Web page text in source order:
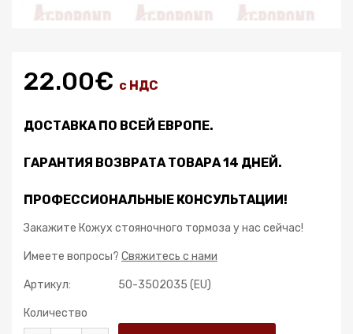
22.00€ с НДС
ДОСТАВКА ПО ВСЕЙ ЕВРОПЕ.
ГАРАНТИЯ ВОЗВРАТА ТОВАРА 14 ДНЕЙ.
ПРОФЕССИОНАЛЬНЫЕ КОНСУЛЬТАЦИИ!
Закажите Кожух стояночного тормоза у нас сейчас!
Имеете вопросы? Свяжитесь с нами
Артикул: 50-3502035 (EU)
Количество